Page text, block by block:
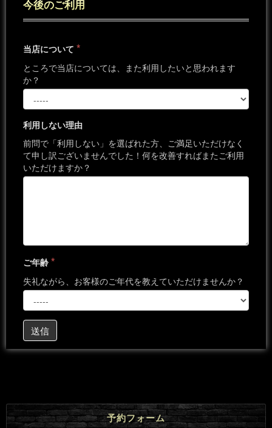
今後のご利用
当店について *
ところで当店については、また利用したいと思われます
か？
利用しない理由
前問で「利用しない」を選ばれた方、ご満足いただけなく
て申し訳ございませんでした！何を改善すればまたご利用
いただけますか？
ご年齢 *
失礼ながら、お客様のご年代を教えていただけませんか？
送信
予約フォーム